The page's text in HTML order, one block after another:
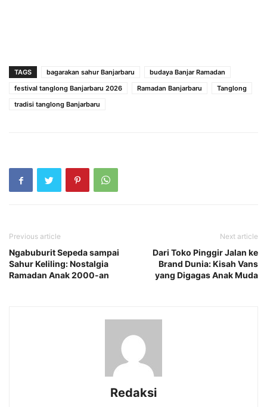
TAGS bagarakan sahur Banjarbaru
budaya Banjar Ramadan
festival tanglong Banjarbaru 2026
Ramadan Banjarbaru
Tanglong
tradisi tanglong Banjarbaru
Previous article
Ngabuburit Sepeda sampai
Sahur Keliling: Nostalgia
Ramadan Anak 2000-an
Next article
Dari Toko Pinggir Jalan ke
Brand Dunia: Kisah Vans
yang Digagas Anak Muda
Redaksi